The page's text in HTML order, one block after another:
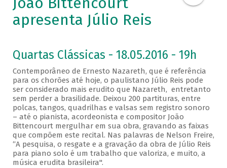
apresenta Júlio Reis
Quartas Clássicas - 18.05.2016 - 19h
Contemporâneo de Ernesto Nazareth, que é referência
para os chorões até hoje, o paulistano Júlio Reis pode
ser considerado mais erudito que Nazareth, entretanto
sem perder a brasilidade. Deixou 200 partituras, entre
polcas, tangos, quadrilhas e valsas sem registro sonoro
– até o pianista, acordeonista e compositor João
Bittencourt mergulhar em sua obra, gravando as faixas
que compõem este recital. Nas palavras de Nelson Freire,
“A pesquisa, o resgate e a gravação da obra de Júlio Reis
para piano solo é um trabalho que valoriza, e muito, a
música erudita brasileira".